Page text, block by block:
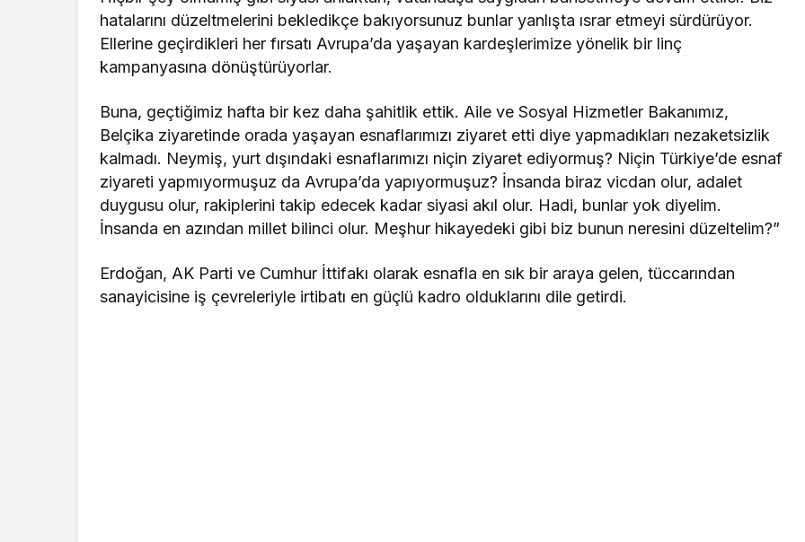
hatalarını düzeltmelerini bekledikçe bakıyorsunuz bunlar yanlışta ısrar etmeyi sürdürüyor.
Ellerine geçirdikleri her fırsatı Avrupa’da yaşayan kardeşlerimize yönelik bir linç
kampanyasına dönüştürüyorlar.
Buna, geçtiğimiz hafta bir kez daha şahitlik ettik. Aile ve Sosyal Hizmetler Bakanımız,
Belçika ziyaretinde orada yaşayan esnaflarımızı ziyaret etti diye yapmadıkları nezaketsizlik
kalmadı. Neymiş, yurt dışındaki esnaflarımızı niçin ziyaret ediyormuş? Niçin Türkiye’de esnaf
ziyareti yapmıyormuşuz da Avrupa’da yapıyormuşuz? İnsanda biraz vicdan olur, adalet
duygusu olur, rakiplerini takip edecek kadar siyasi akıl olur. Hadi, bunlar yok diyelim.
İnsanda en azından millet bilinci olur. Meşhur hikayedeki gibi biz bunun neresini düzeltelim?”
Erdoğan, AK Parti ve Cumhur İttifakı olarak esnafla en sık bir araya gelen, tüccarından
sanayicisine iş çevreleriyle irtibatı en güçlü kadro olduklarını dile getirdi.